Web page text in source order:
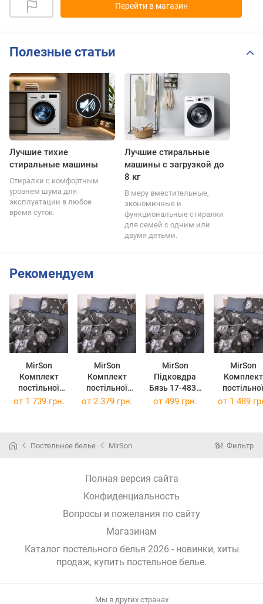
Перейти в магазин
Полезные статьи
Лучшие тихие
стиральные машины
Стиралки с комфортным
уровнем шума для
эксплуатации в любое
время суток.
Лучшие стиральные
машины с загрузкой до
8 кг
В меру вместительные,
экономичные и
функциональные стиралки
для семей с одним или
двумя детьми.
Рекомендуем
MirSon
Комплект
постільної
білизни Євро
MirSon
Комплект
постільної
білизни
Бязь
MirSon
Підковдра
Бязь 17-4836
Diego 110 x
MirSon
Комплект
постільної
білизни
Diego
от 1 739 грн. от 2 379 грн. от 499 грн. от 1 489
Постельное белье MirSon Фильтр
Полная версия сайта
Конфиденциальность
Вопросы и пожелания по сайту
Магазинам
Каталог постельного белья 2026 - новинки, хиты
продаж, купить постельное белье.
Мы в других странах